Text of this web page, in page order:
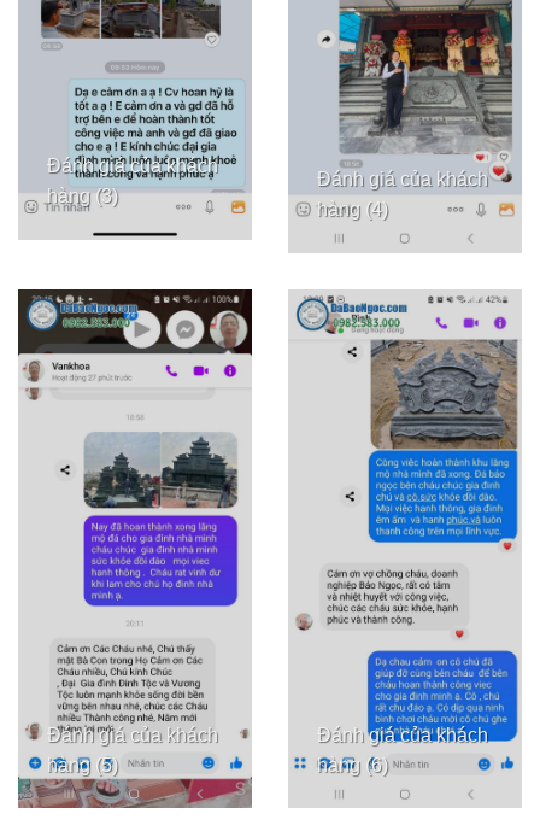
Đánh giá của khách
hàng (3)
Đánh giá của khách
hàng (4)
Đánh giá của khách
hàng (5)
Đánh giá của khách
hàng (6)